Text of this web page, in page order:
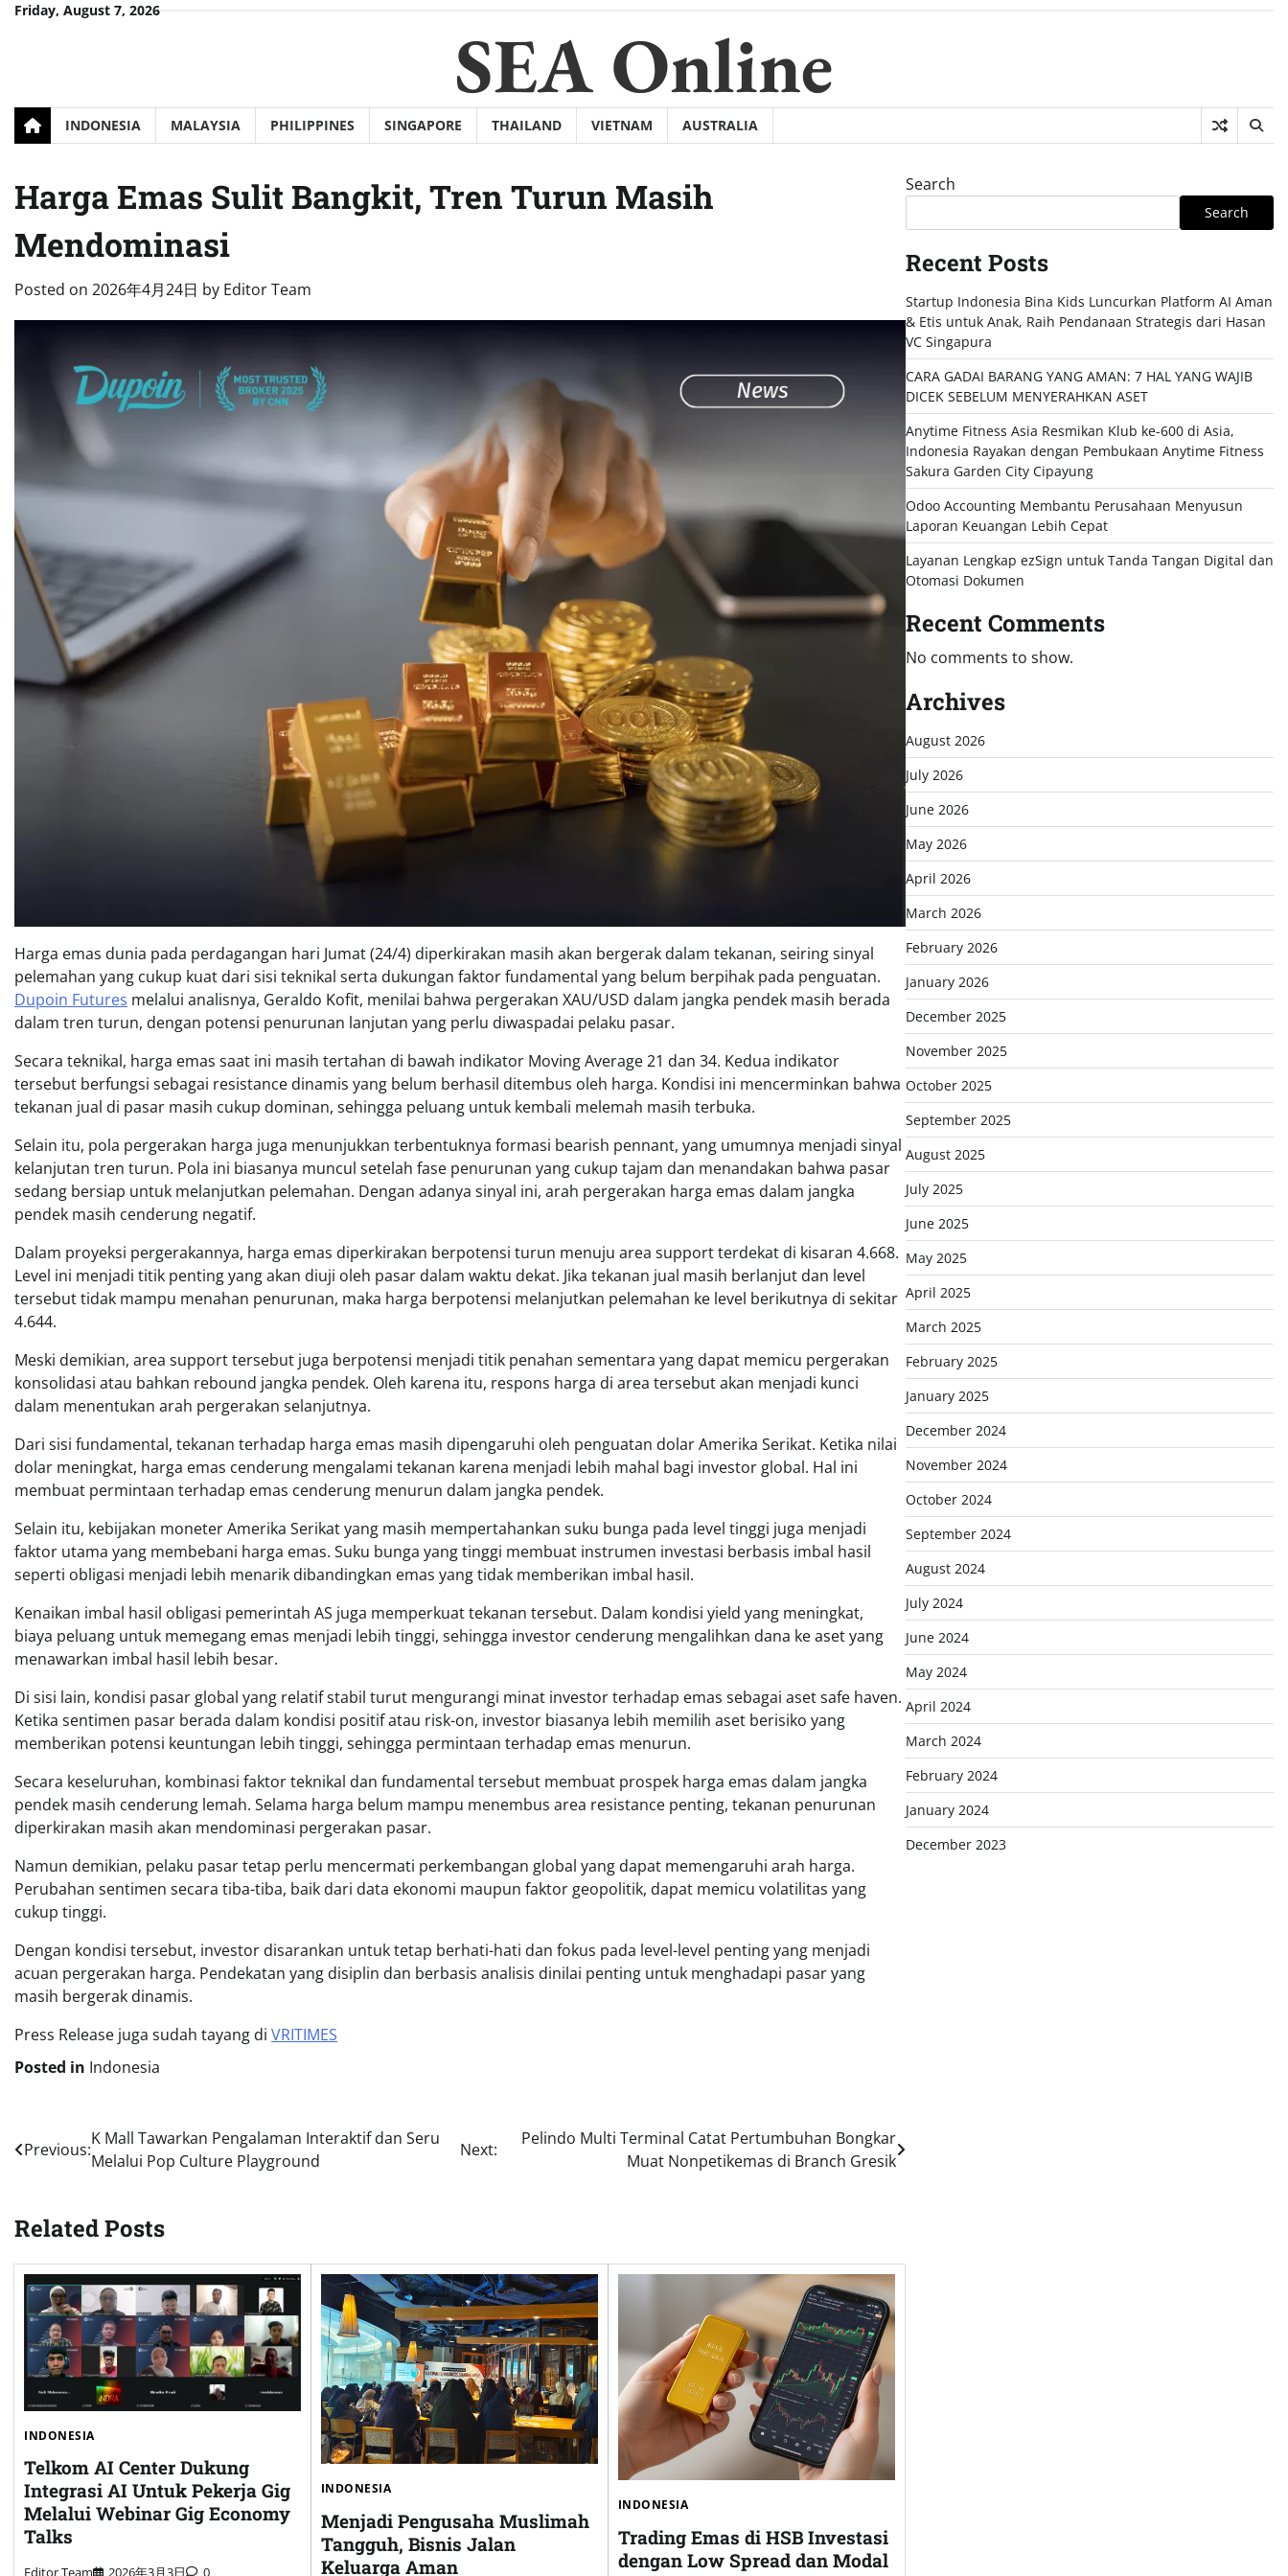
SkipFriday, August 7, 2026
SEA Online
INDONESIA MALAYSIA PHILIPPINES SINGAPORE THAILAND VIETNAM AUSTRALIA
Harga Emas Sulit Bangkit, Tren Turun Masih
Mendominasi
Posted on 2026年4月24日 by Editor Team
Harga emas dunia pada perdagangan hari Jumat (24/4) diperkirakan masih akan bergerak dalam tekanan, seiring sinyal
pelemahan yang cukup kuat dari sisi teknikal serta dukungan faktor fundamental yang belum berpihak pada penguatan.
Dupoin Futures melalui analisnya, Geraldo Kofit, menilai bahwa pergerakan XAU/USD dalam jangka pendek masih berada
dalam tren turun, dengan potensi penurunan lanjutan yang perlu diwaspadai pelaku pasar.
Secara teknikal, harga emas saat ini masih tertahan di bawah indikator Moving Average 21 dan 34. Kedua indikator
tersebut berfungsi sebagai resistance dinamis yang belum berhasil ditembus oleh harga. Kondisi ini mencerminkan bahwa
tekanan jual di pasar masih cukup dominan, sehingga peluang untuk kembali melemah masih terbuka.
Selain itu, pola pergerakan harga juga menunjukkan terbentuknya formasi bearish pennant, yang umumnya menjadi sinyal
kelanjutan tren turun. Pola ini biasanya muncul setelah fase penurunan yang cukup tajam dan menandakan bahwa pasar
sedang bersiap untuk melanjutkan pelemahan. Dengan adanya sinyal ini, arah pergerakan harga emas dalam jangka
pendek masih cenderung negatif.
Dalam proyeksi pergerakannya, harga emas diperkirakan berpotensi turun menuju area support terdekat di kisaran 4.668.
Level ini menjadi titik penting yang akan diuji oleh pasar dalam waktu dekat. Jika tekanan jual masih berlanjut dan level
tersebut tidak mampu menahan penurunan, maka harga berpotensi melanjutkan pelemahan ke level berikutnya di sekitar
4.644.
Meski demikian, area support tersebut juga berpotensi menjadi titik penahan sementara yang dapat memicu pergerakan
konsolidasi atau bahkan rebound jangka pendek. Oleh karena itu, respons harga di area tersebut akan menjadi kunci
dalam menentukan arah pergerakan selanjutnya.
Dari sisi fundamental, tekanan terhadap harga emas masih dipengaruhi oleh penguatan dolar Amerika Serikat. Ketika nilai
dolar meningkat, harga emas cenderung mengalami tekanan karena menjadi lebih mahal bagi investor global. Hal ini
membuat permintaan terhadap emas cenderung menurun dalam jangka pendek.
Selain itu, kebijakan moneter Amerika Serikat yang masih mempertahankan suku bunga pada level tinggi juga menjadi
faktor utama yang membebani harga emas. Suku bunga yang tinggi membuat instrumen investasi berbasis imbal hasil
seperti obligasi menjadi lebih menarik dibandingkan emas yang tidak memberikan imbal hasil.
Kenaikan imbal hasil obligasi pemerintah AS juga memperkuat tekanan tersebut. Dalam kondisi yield yang meningkat,
biaya peluang untuk memegang emas menjadi lebih tinggi, sehingga investor cenderung mengalihkan dana ke aset yang
menawarkan imbal hasil lebih besar.
Di sisi lain, kondisi pasar global yang relatif stabil turut mengurangi minat investor terhadap emas sebagai aset safe haven.
Ketika sentimen pasar berada dalam kondisi positif atau risk-on, investor biasanya lebih memilih aset berisiko yang
memberikan potensi keuntungan lebih tinggi, sehingga permintaan terhadap emas menurun.
Secara keseluruhan, kombinasi faktor teknikal dan fundamental tersebut membuat prospek harga emas dalam jangka
pendek masih cenderung lemah. Selama harga belum mampu menembus area resistance penting, tekanan penurunan
diperkirakan masih akan mendominasi pergerakan pasar.
Namun demikian, pelaku pasar tetap perlu mencermati perkembangan global yang dapat memengaruhi arah harga.
Perubahan sentimen secara tiba-tiba, baik dari data ekonomi maupun faktor geopolitik, dapat memicu volatilitas yang
cukup tinggi.
Dengan kondisi tersebut, investor disarankan untuk tetap berhati-hati dan fokus pada level-level penting yang menjadi
acuan pergerakan harga. Pendekatan yang disiplin dan berbasis analisis dinilai penting untuk menghadapi pasar yang
masih bergerak dinamis.
Press Release juga sudah tayang di VRITIMES
Posted in Indonesia
Post
Previous:
K Mall Tawarkan Pengalaman Interaktif dan Seru
Melalui Pop Culture Playground
Next:
Pelindo Multi Terminal Catat Pertumbuhan Bongkar
Muat Nonpetikemas di Branch Gresik
Related Posts
INDONESIA
Telkom AI Center Dukung
Integrasi AI Untuk Pekerja Gig
Melalui Webinar Gig Economy
Talks
Editor Team 2026年3月3日 0
INDONESIA
Menjadi Pengusaha Muslimah
Tangguh, Bisnis Jalan
Keluarga Aman
INDONESIA
Trading Emas di HSB Investasi
dengan Low Spread dan Modal
Search
Search
Recent Posts
Startup Indonesia Bina Kids Luncurkan Platform AI Aman
& Etis untuk Anak, Raih Pendanaan Strategis dari Hasan
VC Singapura
CARA GADAI BARANG YANG AMAN: 7 HAL YANG WAJIB
DICEK SEBELUM MENYERAHKAN ASET
Anytime Fitness Asia Resmikan Klub ke-600 di Asia,
Indonesia Rayakan dengan Pembukaan Anytime Fitness
Sakura Garden City Cipayung
Odoo Accounting Membantu Perusahaan Menyusun
Laporan Keuangan Lebih Cepat
Layanan Lengkap ezSign untuk Tanda Tangan Digital dan
Otomasi Dokumen
Recent Comments
No comments to show.
Archives
August 2026
July 2026
June 2026
May 2026
April 2026
March 2026
February 2026
January 2026
December 2025
November 2025
October 2025
September 2025
August 2025
July 2025
June 2025
May 2025
April 2025
March 2025
February 2025
January 2025
December 2024
November 2024
October 2024
September 2024
August 2024
July 2024
June 2024
May 2024
April 2024
March 2024
February 2024
January 2024
December 2023